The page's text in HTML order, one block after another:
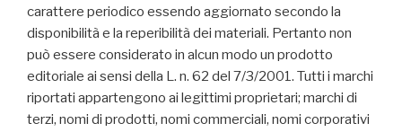
carattere periodico essendo aggiornato secondo la
disponibilità e la reperibilità dei materiali. Pertanto non
può essere considerato in alcun modo un prodotto
editoriale ai sensi della L. n. 62 del 7/3/2001. Tutti i marchi
riportati appartengono ai legittimi proprietari; marchi di
terzi, nomi di prodotti, nomi commerciali, nomi corporativi